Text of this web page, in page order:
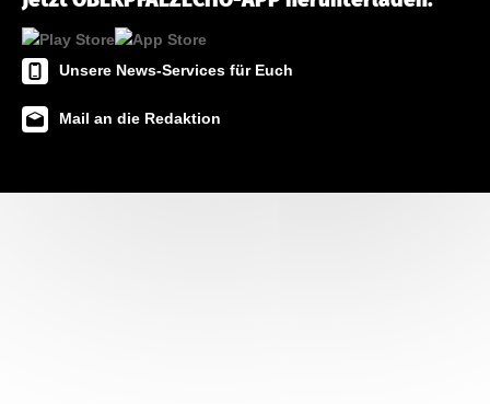
Unsere News-Services für Euch
Mail an die Redaktion